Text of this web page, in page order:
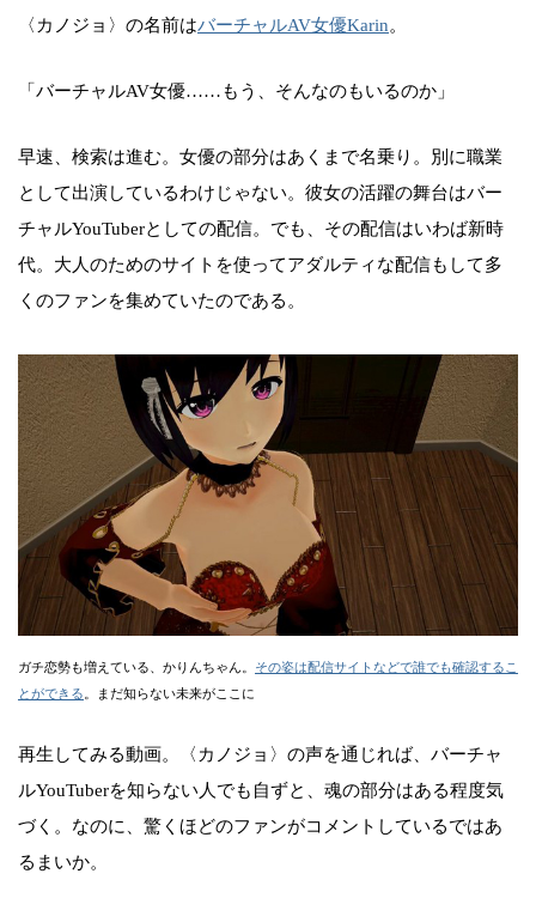
〈カノジョ〉の名前はバーチャルAV女優Karin。
「バーチャルAV女優……もう、そんなのもいるのか」
早速、検索は進む。女優の部分はあくまで名乗り。別に職業
として出演しているわけじゃない。彼女の活躍の舞台はバー
チャルYouTuberとしての配信。でも、その配信はいわば新時
代。大人のためのサイトを使ってアダルティな配信もして多
くのファンを集めていたのである。
ガチ恋勢も増えている、かりんちゃん。 その姿は配信サイトなどで誰でも確認するこ
とができる 。まだ知らない未来がここに
再生してみる動画。〈カノジョ〉の声を通じれば、バーチャ
ルYouTuberを知らない人でも自ずと、魂の部分はある程度気
づく。なのに、驚くほどのファンがコメントしているではあ
るまいか。